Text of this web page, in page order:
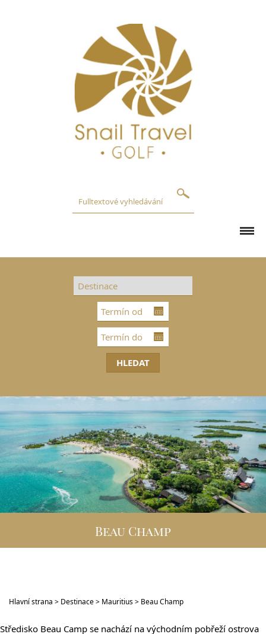
DESTINACE
GOLFOVÁ DOVOLENÁ
SKUPINOVÉ ZÁJEZDY
KONTAKT
Beau Champ
Hlavní strana > Destinace> Mauritius> Beau Champ
Středisko Beau Camp se nachází na východním pobřeží ostrova